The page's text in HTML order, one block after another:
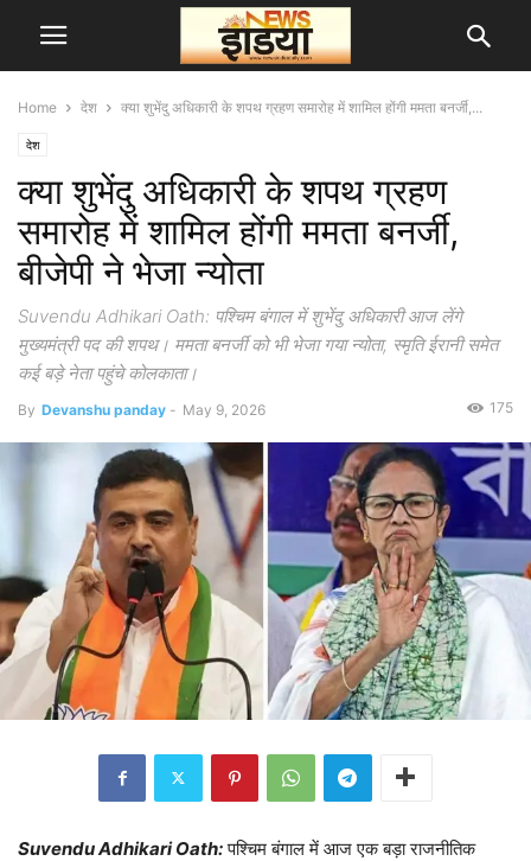
Home देश क्या शुभेंदु अधिकारी के शपथ ग्रहण समारोह में शामिल होंगी ममता बनर्जी,...
देश
क्या शुभेंदु अधिकारी के शपथ ग्रहण
समारोह में शामिल होंगी ममता बनर्जी,
बीजेपी ने भेजा न्योता
Suvendu Adhikari Oath: पश्चिम बंगाल में शुभेंदु अधिकारी आज लेंगे
मुख्यमंत्री पद की शपथ। ममता बनर्जी को भी भेजा गया न्योता, स्मृति ईरानी समेत
कई बड़े नेता पहुंचे कोलकाता।
By Devanshu panday - May 9, 2026 175
Suvendu Adhikari Oath:पश्चिम बंगाल में आज एक बड़ा राजनीतिक